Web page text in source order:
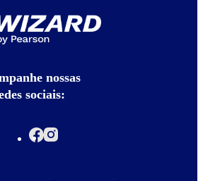
nossas
sociais: